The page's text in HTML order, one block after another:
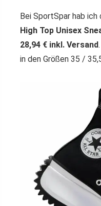
Bei SportSpar hab ich
High Top Unisex
28,94 € inkl. Versand
in den Größen 35 /